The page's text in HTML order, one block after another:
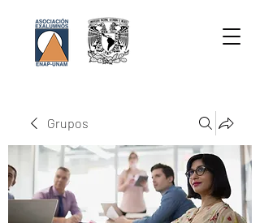
Grupos